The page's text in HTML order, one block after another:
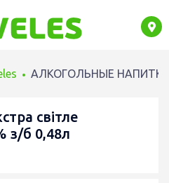
АЛКОГОЛЬНЫЕ
світле
з/б 0,48л